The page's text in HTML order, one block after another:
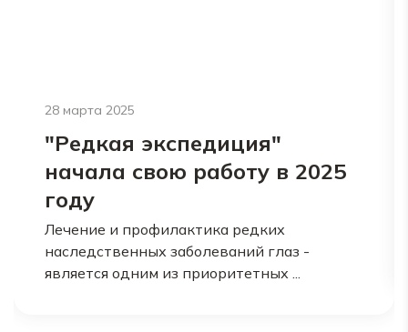
28 марта 2025
"Редкая экспедиция"
начала свою работу в 2025
году
Лечение и профилактика редких
наследственных заболеваний глаз -
является одним из приоритетных ...